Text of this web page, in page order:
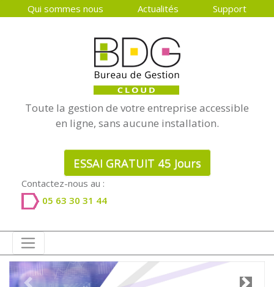
Qui sommes nous Actualités Support
Toute la gestion de votre entreprise accessible
en ligne, sans aucune installation.
ESSAI GRATUIT 45 Jours
Contactez-nous au :
05 63 30 31 44